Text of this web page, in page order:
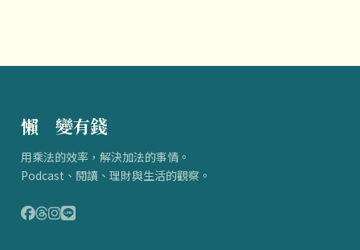
懶得 變有錢
用乘法的效率，解決加法的事情。
Podcast、閱讀、理財與生活的觀察。